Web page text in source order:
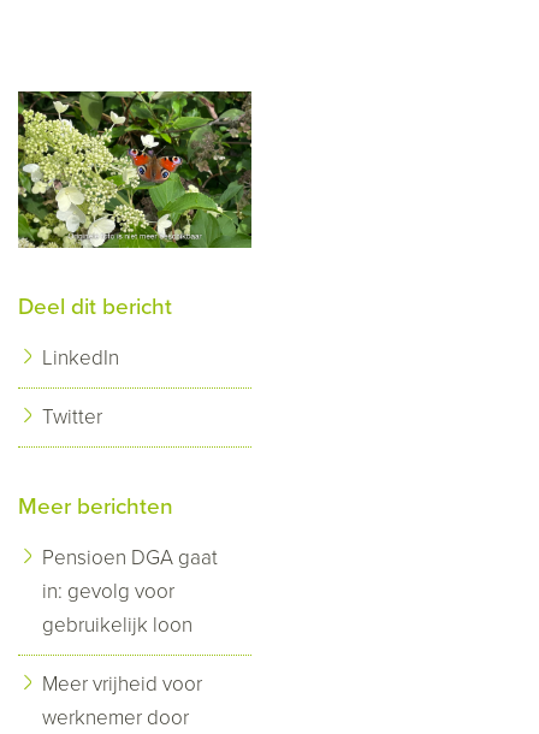
Deel dit bericht
LinkedIn
Twitter
Meer berichten
Pensioen DGA gaat
in: gevolg voor
gebruikelijk loon
Meer vrijheid voor
werknemer door